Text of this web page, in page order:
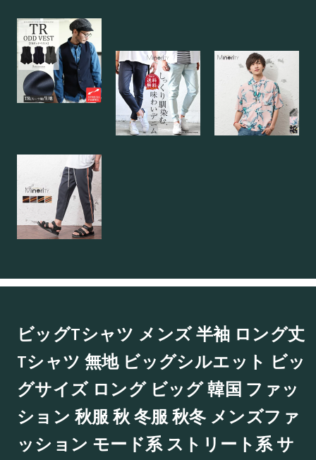
ビッグTシャツ メンズ 半袖 ロング丈
Tシャツ 無地 ビッグシルエット ビッ
グサイズ ロング ビッグ 韓国 ファッ
ション 秋服 秋 冬服 秋冬 メンズファ
ッション モード系 ストリート系 サ